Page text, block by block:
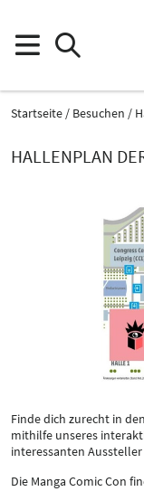
Startseite Besuchen
HALLENPLAN
Finde dich zurecht in
mithilfe unseres
interessanten
Die Manga Comic Con